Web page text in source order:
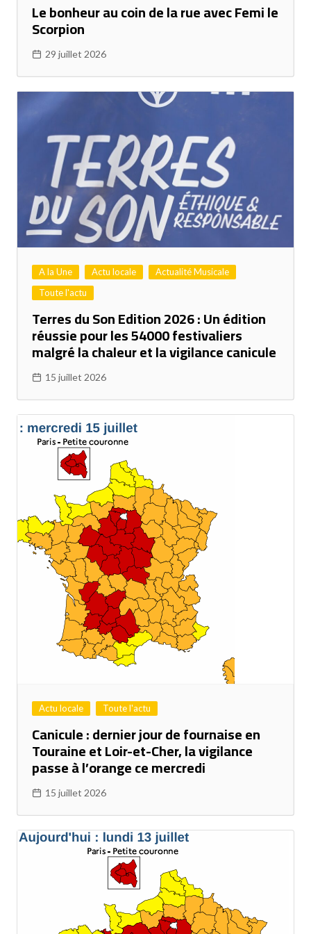
Le bonheur au coin de la rue avec Femi le
Scorpion
29 juillet 2026
A la Une Actu locale
Actualité Musicale
Toute l'actu
Terres du Son Edition 2026 : Un édition
réussie pour les 54000 festivaliers
malgré la chaleur et la vigilance canicule
15 juillet 2026
Actu locale Toute l'actu
Canicule : dernier jour de fournaise en
Touraine et Loir-et-Cher, la vigilance
passe à l’orange ce mercredi
15 juillet 2026